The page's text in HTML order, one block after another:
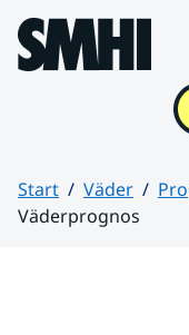
Hoppa till sidans
Start Väder
Väderprognos